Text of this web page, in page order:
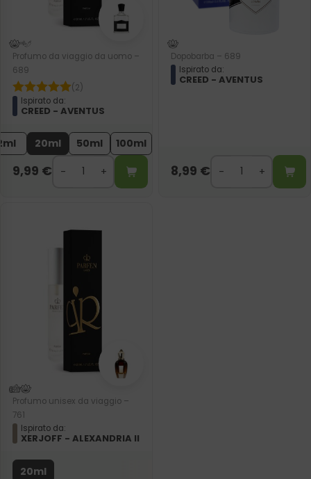
Profumo da viaggio da uomo –
689
(2)
Ispirato da:
CREED - AVENTUS
20ml 50ml 100ml
9,99 €
Dopobarba – 689
Ispirato da:
CREED - AVENTUS
8,99 €
Profumo unisex da viaggio –
761
Ispirato da:
XERJOFF - ALEXANDRIA II
20ml